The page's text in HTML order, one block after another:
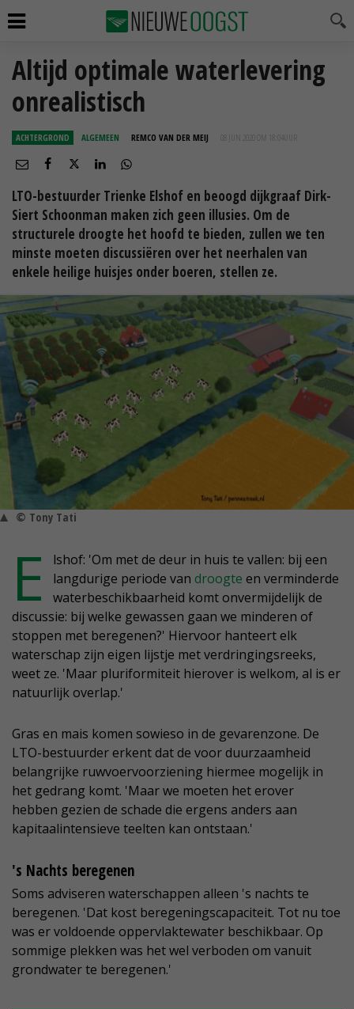
Altijd optimale waterlevering
onrealistisch
ACHTERGROND ALGEMEEN REMCO VAN DER MEIJ 08 JUN 2020 OM 18:04
LTO-bestuurder Trienke Elshof en beoogd dijkgraaf Dirk-
Siert Schoonman maken zich geen illusies. Om de
structurele droogte het hoofd te bieden, zullen we ten
minste moeten discussiëren over het neerhalen van
enkele heilige huisjes onder boeren, stellen ze.
© Tony Tati
E
lshof: 'Om met de deur in huis te vallen: bij een
langdurige periode van droogte en verminderde
waterbeschikbaarheid komt onvermijdelijk de
discussie: bij welke gewassen gaan we minderen of
stoppen met beregenen?' Hiervoor hanteert elk
waterschap zijn eigen lijstje met verdringingsreeks,
weet ze. 'Maar pluriformiteit hierover is welkom, al is er
natuurlijk overlap.'
Gras en mais komen sowieso in de gevarenzone. De
LTO-bestuurder erkent dat de voor duurzaamheid
belangrijke ruwvoervoorziening hiermee mogelijk in
het gedrang komt. 'Maar we moeten het erover
hebben gezien de schade die ergens anders aan
kapitaalintensieve teelten kan ontstaan.'
's Nachts beregenen
Soms adviseren waterschappen alleen 's nachts te
beregenen. 'Dat kost beregeningscapaciteit. Tot nu toe
was er voldoende oppervlaktewater beschikbaar. Op
sommige plekken was het wel verboden om vanuit
grondwater te beregenen.'